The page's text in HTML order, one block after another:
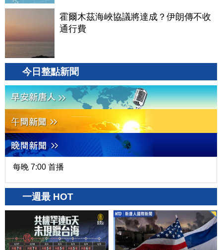
霍爾木茲海峽協議將達成？伊朗傳不收
通行費
今日整點新聞
每晚 7:00 首播
一週最 HOT